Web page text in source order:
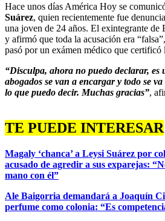
Hace unos días América Hoy se
Suárez, quien recientemente fue
una joven de 24 años. El exintegrante de
y afirmó que toda la acusación era
pasó por un exámen médico que certificó
“Disculpa, ahora no puedo declarar,
abogados se van a encargar y todo se
lo que puedo decir. Muchas gracias”,
TE PUEDE INTERESAR
Magaly ‘chanca’ a Leysi Suárez por
acusado de agredir a sus exparejas:
mano con él”
Ale Baigorria demandará a Joaquín
perfume como colonia: “Es